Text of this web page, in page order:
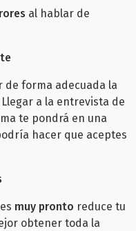
al hablar de
de forma adecuada la
a la entrevista de
te pondrá en una
hacer que aceptes
muy pronto reduce tu
obtener toda la